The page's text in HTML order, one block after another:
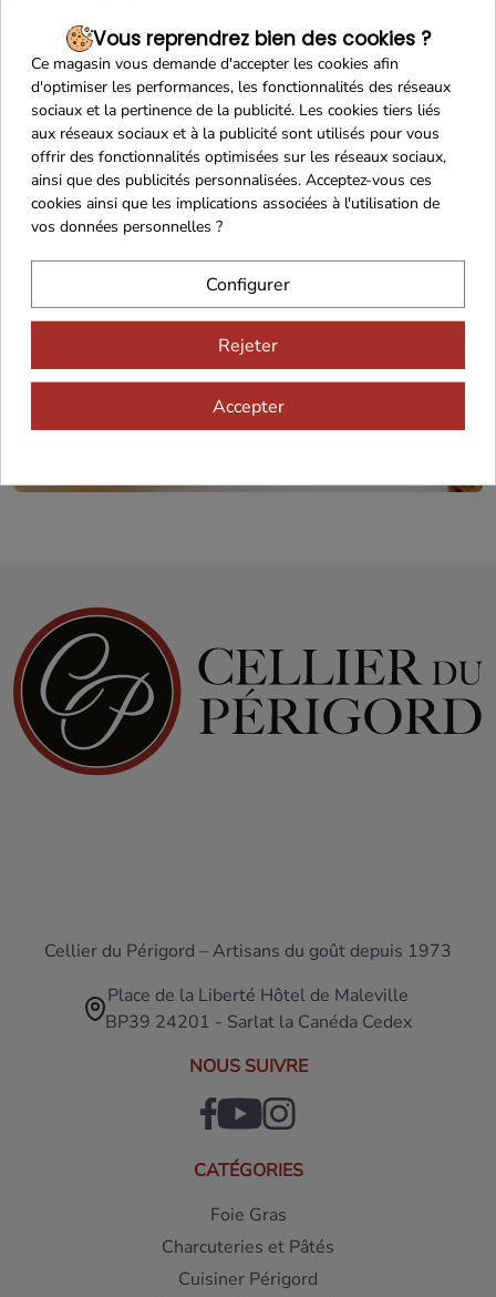
pour une Saint Valentin
26.73€ au
Recevez nos offres
spéciales
Cellier du Périgord – Artisans du goût depuis 1973
Place de la Liberté Hôtel de Maleville
BP39 24201 - Sarlat la Canéda Cedex
NOUS SUIVRE
CATÉGORIES
Foie Gras
Charcuteries et Pâtés
Cuisiner Périgord
Vous reprendrez bien des cookies ?
Ce magasin vous demande d'accepter les cookies afin
d'optimiser les performances, les fonctionnalités des réseaux
sociaux et la pertinence de la publicité. Les cookies tiers liés
aux réseaux sociaux et à la publicité sont utilisés pour vous
offrir des fonctionnalités optimisées sur les réseaux sociaux,
ainsi que des publicités personnalisées. Acceptez-vous ces
cookies ainsi que les implications associées à l'utilisation de
vos données personnelles ?
Configurer
Rejeter
Accepter